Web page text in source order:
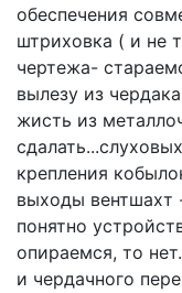
обеспечения
штриховка ( и не
чертежа-
вылезу из
жисть из
крепления
выходы вентшахт
понятно
опираемся, то
и чердачного